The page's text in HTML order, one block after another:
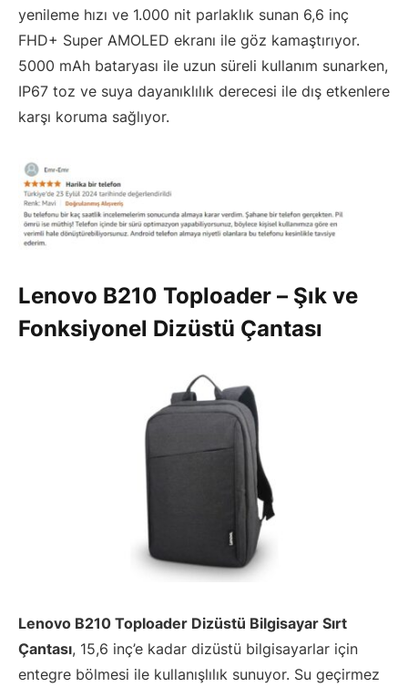
yenileme hızı ve 1.000 nit parlaklık sunan 6,6 inç
FHD+ Super AMOLED ekranı ile göz kamaştırıyor.
5000 mAh bataryası ile uzun süreli kullanım sunarken,
IP67 toz ve suya dayanıklılık derecesi ile dış etkenlere
karşı koruma sağlıyor.
Lenovo B210 Toploader – Şık ve
Fonksiyonel Dizüstü Çantası
Lenovo B210 Toploader Dizüstü Bilgisayar Sırt
Çantası, 15,6 inç’e kadar dizüstü bilgisayarlar için
entegre bölmesi ile kullanışlılık sunuyor. Su geçirmez